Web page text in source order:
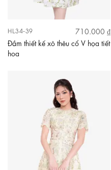
HL34-39
710.000 ₫
Đầm thiết kế xô thêu cổ V họa tiết
hoa